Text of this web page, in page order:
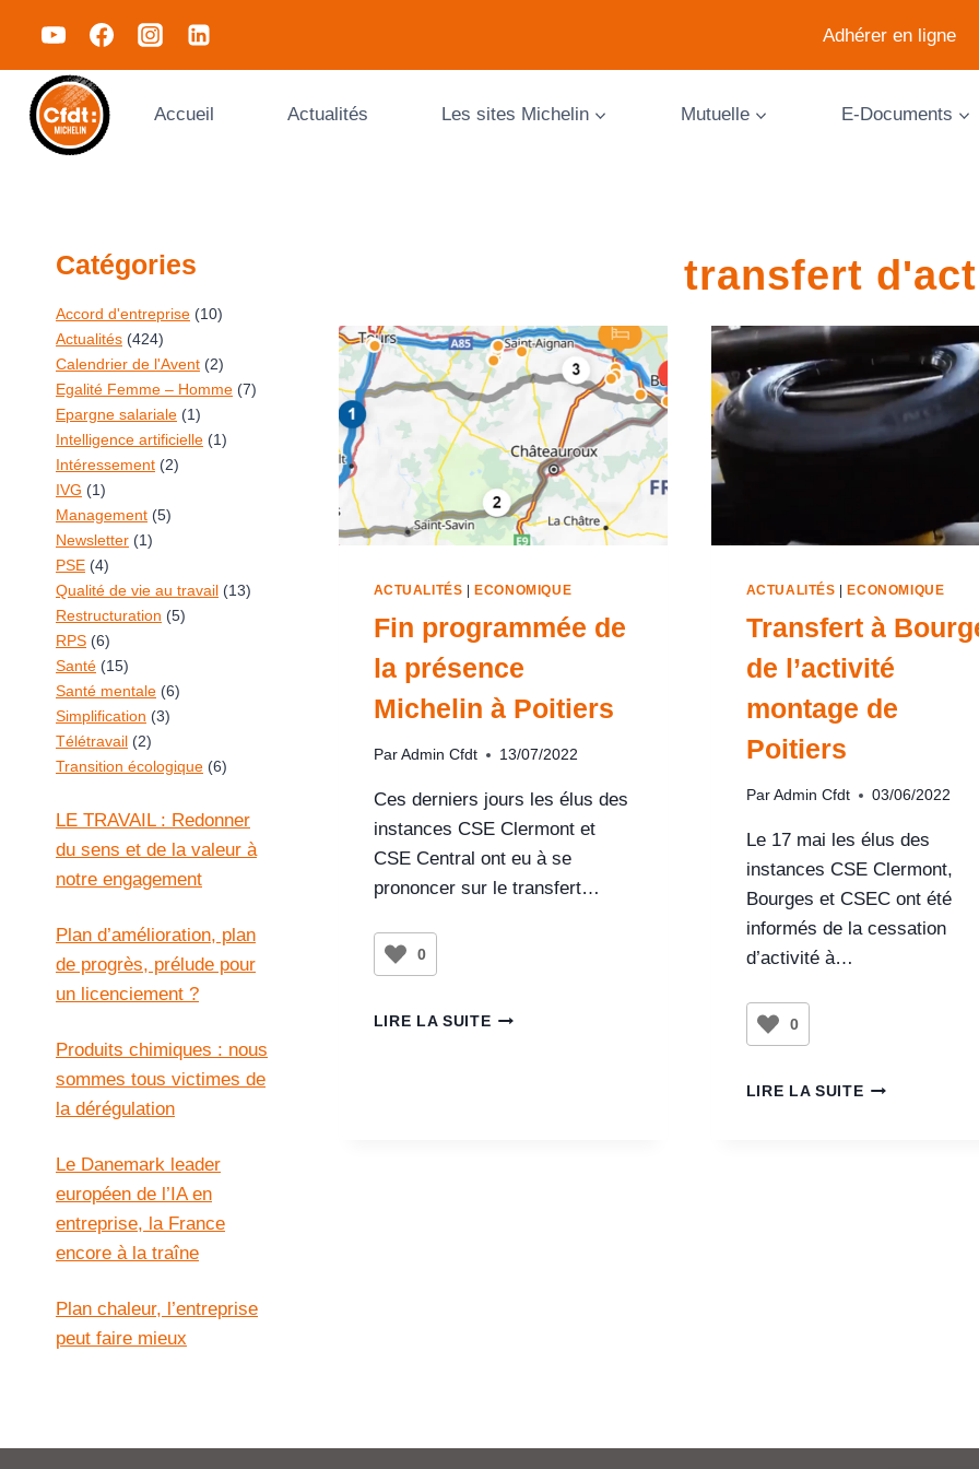
Adhérer en ligne
Accueil Actualités Les sites Michelin Mutuelle E-Documents
transfert
ACTUALITÉS |ECONOMIQUE
Fin programmée de
la présence
Michelin à Poitiers
Par Admin Cfdt 13/07/2022
Ces derniers jours les élus des
instances CSE Clermont et
CSE Central ont eu à se
prononcer sur le transfert…
0
LIRE LA SUITE
ACTUALITÉS |ECONOMIQUE
Transfert à
de l’activité
montage de
Poitiers
Par Admin Cfdt 03/06/2022
Le 17 mai les élus des
instances CSE Clermont,
Bourges et CSEC ont été
informés de la cessation
d’activité à…
0
LIRE LA SUITE
Catégories
Accord d'entreprise (10)
Actualités (424)
Calendrier de l'Avent (2)
Egalité Femme – Homme (7)
Epargne salariale (1)
Intelligence artificielle (1)
Intéressement (2)
IVG (1)
Management (5)
Newsletter (1)
PSE (4)
Qualité de vie au travail (13)
Restructuration (5)
RPS (6)
Santé (15)
Santé mentale (6)
Simplification (3)
Télétravail (2)
Transition écologique (6)
LE TRAVAIL : Redonner
du sens et de la valeur à
notre engagement
Plan d’amélioration, plan
de progrès, prélude pour
un licenciement ?
Produits chimiques : nous
sommes tous victimes de
la dérégulation
Le Danemark leader
européen de l’IA en
entreprise, la France
encore à la traîne
Plan chaleur, l’entreprise
peut faire mieux